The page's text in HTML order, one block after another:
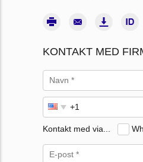
KONTAKT MED
Kontakt med via...